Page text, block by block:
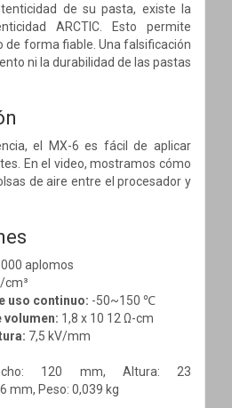
de su pasta, existe la
ARCTIC. Esto permite
de forma fiable. Una falsificación
ni la durabilidad de las pastas
el MX-6 es fácil de aplicar
En el video, mostramos cómo
de aire entre el procesador y
aplomos
cm³
uso continuo: -50~150 ℃
volumen: 1,8 x 10 12 Ω-cm
7,5 kV/mm
120 mm, Altura: 23
mm, Peso: 0,039 kg